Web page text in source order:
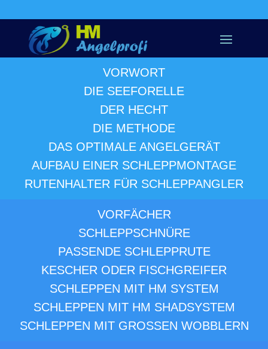
VORWORT
DIE SEEFORELLE
DER HECHT
DIE METHODE
DAS OPTIMALE ANGELGERÄT
AUFBAU EINER SCHLEPPMONTAGE
RUTENHALTER FÜR SCHLEPPANGLER
VORFÄCHER
SCHLEPPSCHNÜRE
PASSENDE SCHLEPPRUTE
KESCHER ODER FISCHGREIFER
SCHLEPPEN MIT HM SYSTEM
SCHLEPPEN MIT HM SHADSYSTEM
SCHLEPPEN MIT GROSSEN WOBBLERN